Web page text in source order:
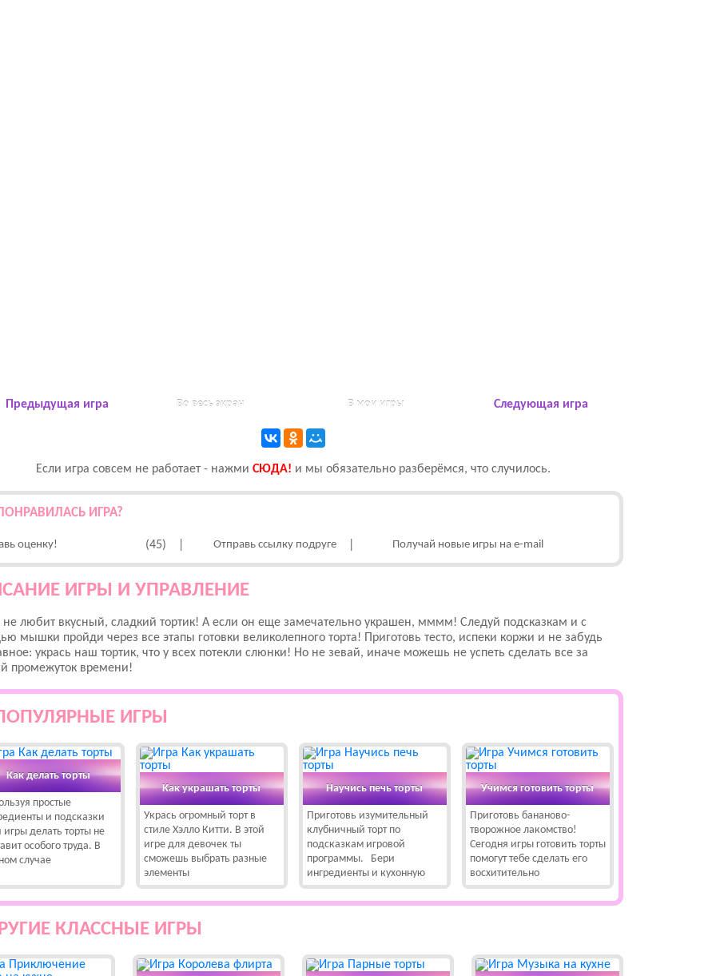
Предыдущая игра Во весь экран В мои игры Следующая игра
Если игра совсем не работает - нажми CЮДА! и мы обязательно разберёмся, что случилось.
ИГРА?
оценку! (45) Отправь ссылку подруге Получай новые игры на e-mail
ИГРЫ И УПРАВЛЕНИЕ
не любит вкусный, сладкий тортик! А если он еще замечательно украшен, мммм! Следуй подсказкам и с
мышки пройди через все этапы готовки великолепного торта! Приготовь тесто, испеки коржи и не забудь
укрась наш тортик, что у всех потекли слюнки! Но не зевай, иначе можешь не успеть сделать все за
промежуток времени!
ИГРЫ
Как делать торты
простые
и подсказки
игры делать торты не
особого труда. В
случае
Как украшать торты
Укрась огромный торт в
стиле Хэлло Китти. В этой
игре для девочек ты
сможешь выбрать разные
элементы
Научись печь торты
Приготовь изумительный
клубничный торт по
подсказкам игровой
программы. Бери
ингредиенты и кухонную
Учимся готовить торты
Приготовь бананово-
творожное лакомство!
Сегодня игры готовить торты
помогут тебе сделать его
восхитительно
КЛАССНЫЕ ИГРЫ